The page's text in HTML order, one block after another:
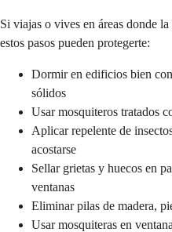
Si viajas o vives en áreas donde
estos pasos pueden protegerte:
Dormir en edificios bien
sólidos
Usar mosquiteros tratados
Aplicar repelente de
acostarse
Sellar grietas y huecos en
ventanas
Eliminar pilas de madera,
Usar mosquiteras en